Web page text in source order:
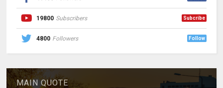
19800 Subscribers Subcribe
4800 Followers Follow
MAIN QUOTE